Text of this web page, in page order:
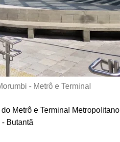
- Metrô e Terminal
Metrô e Terminal
Butantã